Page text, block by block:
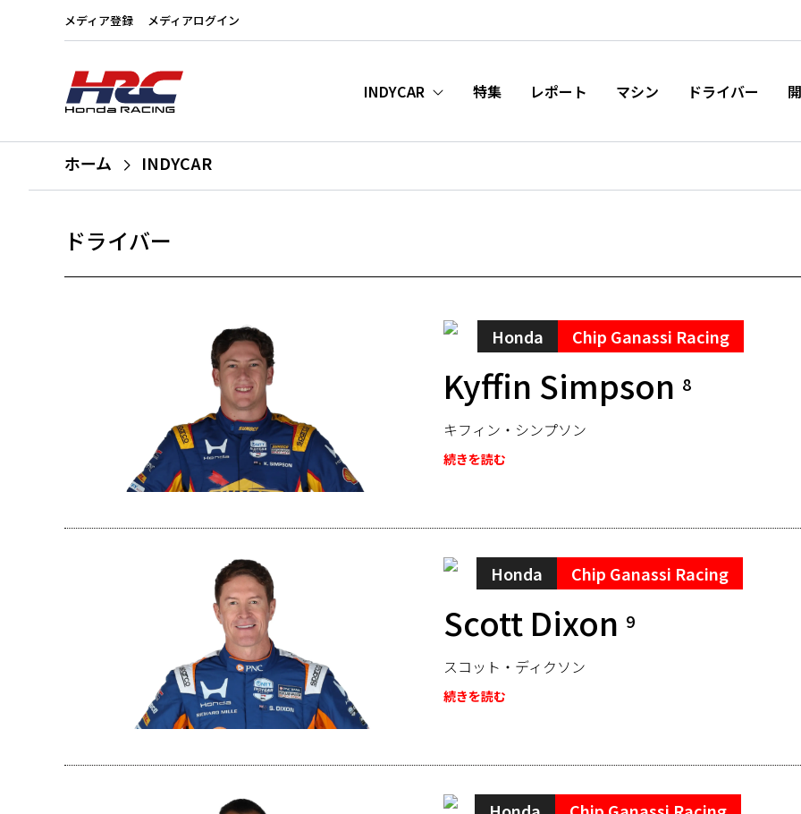
メディア登録 メディアログイン
INDYCAR 特集 レポート マシン ドライバー
ホーム INDYCAR
ドライバー
Honda Chip Ganassi Racing
Kyffin Simpson 8
キフィン・シンプソン
続きを読む
Honda Chip Ganassi Racing
Scott Dixon 9
スコット・ディクソン
続きを読む